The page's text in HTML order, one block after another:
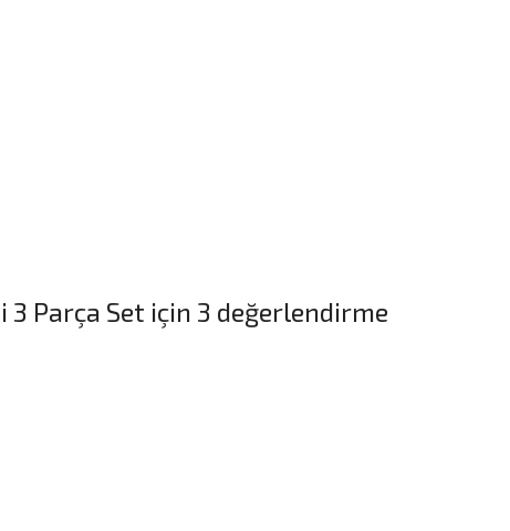
3 Parça Set için 3 değerlendirme